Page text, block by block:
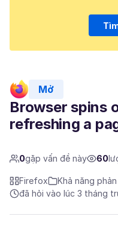
Mở
Browser spins
refreshing a
0gặp vấn đề này 60
Firefox
Khả năng
đã hỏi vào lúc 3 tháng